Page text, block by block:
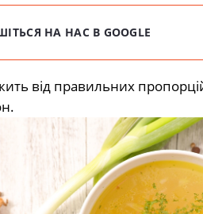
НА НАС В GOOGLE
від правильних